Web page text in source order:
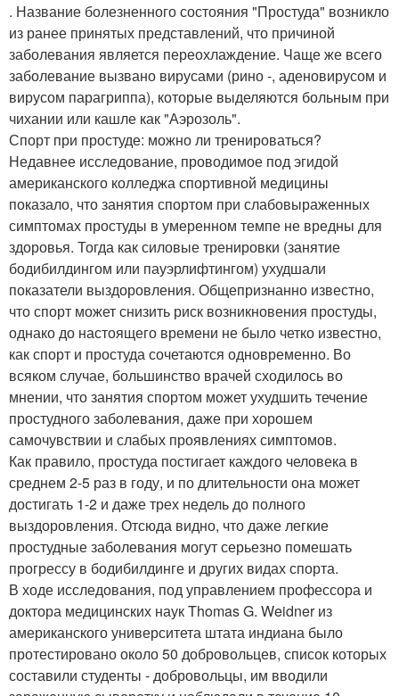
. Название болезненного состояния "Простуда" возникло
из ранее принятых представлений, что причиной
заболевания является переохлаждение. Чаще же всего
заболевание вызвано вирусами (рино -, аденовирусом и
вирусом парагриппа), которые выделяются больным при
чихании или кашле как "Аэрозоль".
Спорт при простуде: можно ли тренироваться?
Недавнее исследование, проводимое под эгидой
американского колледжа спортивной медицины
показало, что занятия спортом при слабовыраженных
симптомах простуды в умеренном темпе не вредны для
здоровья. Тогда как силовые тренировки (занятие
бодибилдингом или пауэрлифтингом) ухудшали
показатели выздоровления. Общепризнанно известно,
что спорт может снизить риск возникновения простуды,
однако до настоящего времени не было четко известно,
как спорт и простуда сочетаются одновременно. Во
всяком случае, большинство врачей сходилось во
мнении, что занятия спортом может ухудшить течение
простудного заболевания, даже при хорошем
самочувствии и слабых проявлениях симптомов.
Как правило, простуда постигает каждого человека в
среднем 2-5 раз в году, и по длительности она может
достигать 1-2 и даже трех недель до полного
выздоровления. Отсюда видно, что даже легкие
простудные заболевания могут серьезно помешать
прогрессу в бодибилдинге и других видах спорта.
В ходе исследования, под управлением профессора и
доктора медицинских наук Thomas G. Weidner из
американского университета штата индиана было
протестировано около 50 добровольцев, список которых
составили студенты - добровольцы, им вводили